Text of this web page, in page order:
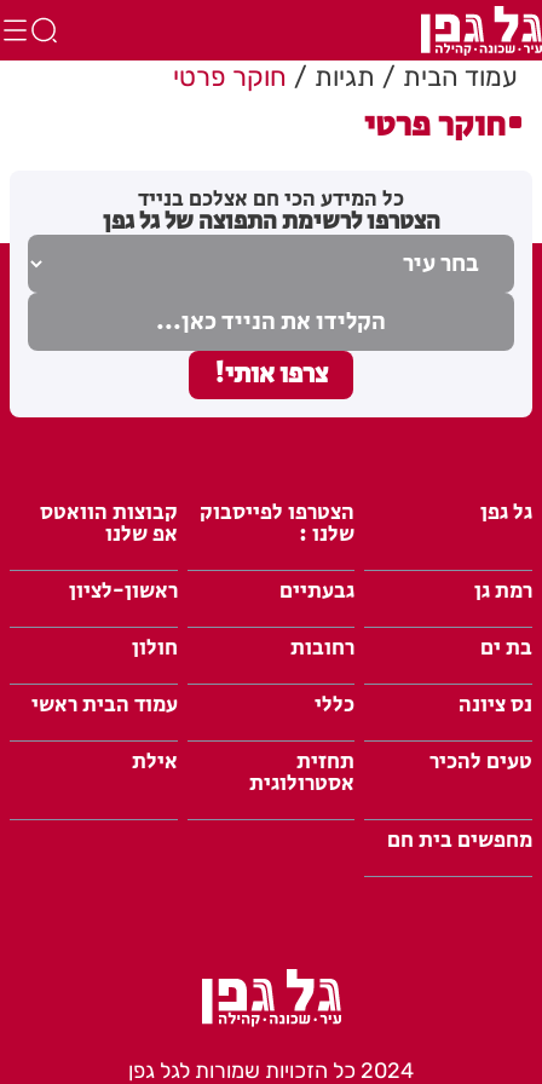
עמוד הבית תגיות חוקר פרטי
חוקר פרטי
כל המידע הכי חם אצלכם בנייד
הצטרפו לרשימת התפוצה של גל גפן
גל גפן הצטרפו לפייסבוק
שלנו :
קבוצות הוואטס
אפ שלנו
רמת גן
גבעתיים
ראשון-לציון
בת ים
רחובות
חולון
נס ציונה
כללי
עמוד הבית ראשי
טעים להכיר
תחזית
אסטרולוגית
אילת
מחפשים בית חם
2024 כל הזכויות שמורות לגל גפן